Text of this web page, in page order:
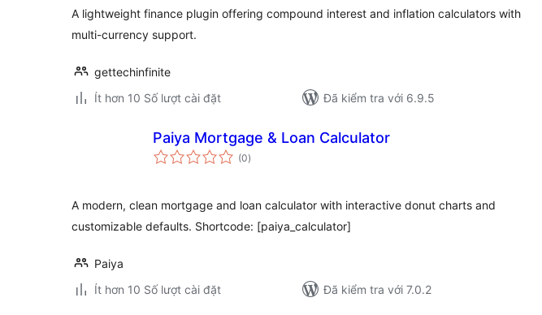
A lightweight finance plugin offering compound interest and inflation calculators with
multi-currency support.
gettechinfinite
Ít hơn 10 Số lượt cài đặt
Đã kiểm tra với 6.9.5
Paiya Mortgage & Loan Calculator
(0tổng
đánh
)
A modern, clean mortgage and loan calculator with interactive donut charts and
customizable defaults. Shortcode: [paiya_calculator]
Paiya
Ít hơn 10 Số lượt cài đặt
Đã kiểm tra với 7.0.2